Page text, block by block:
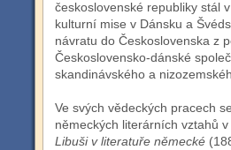
československé republiky stál
kulturní mise v Dánsku a
návratu do Československa z
Československo-dánské
skandinávského a
Ve svých vědeckých pracech
německých literárních vztahů
Libuši v literatuře německé